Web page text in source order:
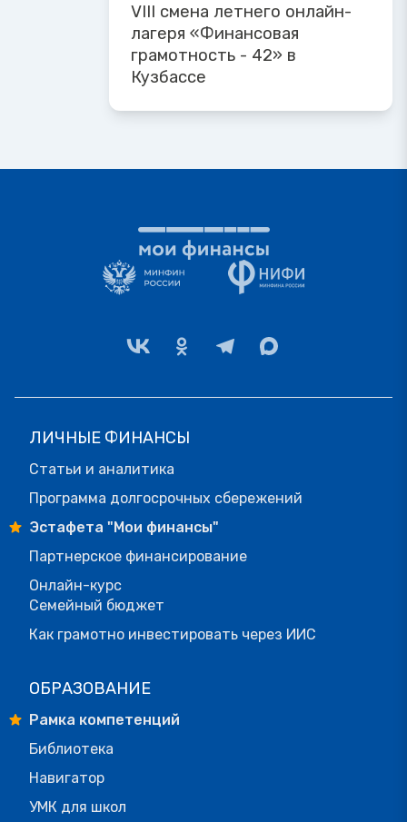
VIII смена летнего онлайн-
лагеря «Финансовая
грамотность - 42» в
Кузбассе
ЛИЧНЫЕ ФИНАНСЫ
Статьи и аналитика
Программа долгосрочных сбережений
Эстафета "Мои финансы"
Партнерское финансирование
Онлайн-курс
Семейный бюджет
Как грамотно инвестировать через ИИС
ОБРАЗОВАНИЕ
Рамка компетенций
Библиотека
Навигатор
УМК для школ